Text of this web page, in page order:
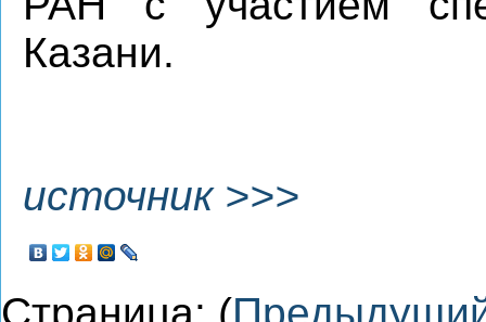
Казани.
источник >>>
Страница: (